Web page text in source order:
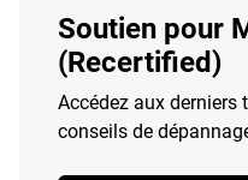
Soutien pour
(Recertified)
Accédez aux derniers
conseils de